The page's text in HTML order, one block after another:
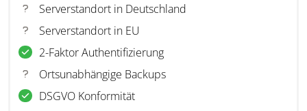
Serverstandort in Deutschland
Serverstandort in EU
2-Faktor Authentifizierung
Ortsunabhängige Backups
DSGVO Konformität